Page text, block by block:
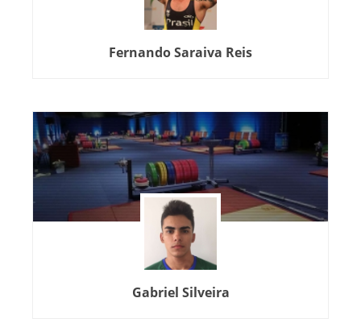
Fernando Saraiva Reis
Gabriel Silveira